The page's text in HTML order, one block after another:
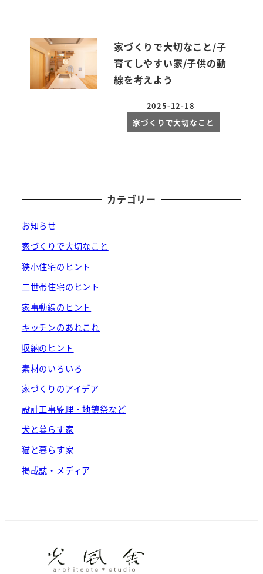
家づくりで大切なこと/子
育てしやすい家/子供の動
線を考えよう
投稿日
2025-12-18
家づくりで大切なこと
カテゴリー
お知らせ
家づくりで大切なこと
狭小住宅のヒント
二世帯住宅のヒント
家事動線のヒント
キッチンのあれこれ
収納のヒント
素材のいろいろ
家づくりのアイデア
設計工事監理・地鎮祭など
犬と暮らす家
猫と暮らす家
掲載誌・メディア